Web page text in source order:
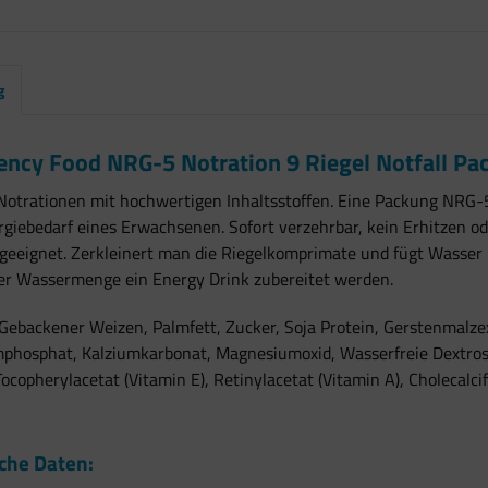
Food NRG-5 Notration 9 Riegel Notfall
mit hochwertigen Inhaltsstoffen. Eine Packung
eines Erwachsenen. Sofort verzehrbar, kein Erhitzen
Zerkleinert man die Riegelkomprimate und fügt
Wassermenge ein Energy Drink zubereitet werden.
Weizen, Palmfett, Zucker, Soja Protein,
Kalziumkarbonat, Magnesiumoxid, Wasserfreie
(Vitamin E), Retinylacetat (Vitamin A),
Daten: